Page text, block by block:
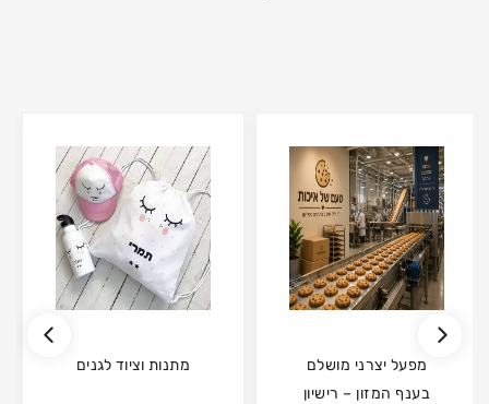
מתנות וציוד לגנים
מפעל יצרני מושלם
בענף המזון – רישיון